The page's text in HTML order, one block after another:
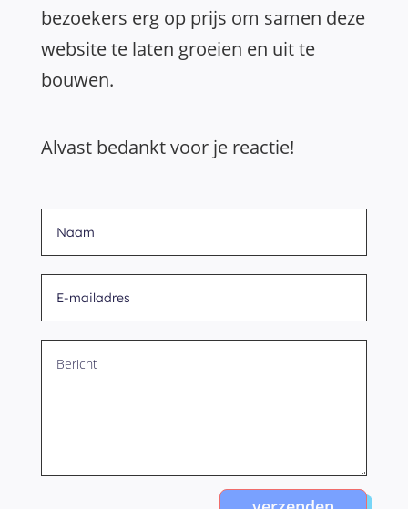
bezoekers erg op prijs om samen deze
website te laten groeien en uit te
bouwen.
Alvast bedankt voor je reactie!